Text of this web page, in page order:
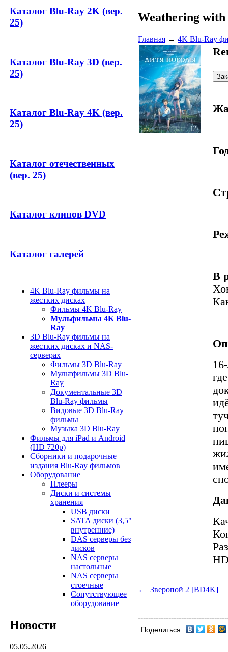
Каталог Blu-Ray 2K (вер.
25)
Каталог Blu-Ray 3D (вер.
25)
Каталог Blu-Ray 4K (вер.
25)
Каталог отечественных
(вер. 25)
Каталог клипов DVD
Каталог галерей
4K Blu-Ray фильмы на
жестких дисках
Фильмы 4K Blu-Ray
Мульфильмы 4K Blu-
Ray
3D Blu-Ray фильмы на
жестких дисках и NAS-
серверах
Фильмы 3D Blu-Ray
Мультфильмы 3D Blu-
Ray
Документальные 3D
Blu-Ray фильмы
Видовые 3D Blu-Ray
фильмы
Музыка 3D Blu-Ray
Фильмы для iPad и Android
(HD 720p)
Сборники и подарочные
издания Blu-Ray фильмов
Оборудование
Плееры
Диски и системы
хранения
USB диски
SATA диски (3,5"
внутренние)
DAS серверы без
дисков
NAS серверы
настольные
NAS серверы
стоечные
Сопутствующее
оборудование
Новости
05.05.2026
Weathering with
Главная → 4K Blu-Ray
В
← Зверопой 2 [BD4K]
Поделиться